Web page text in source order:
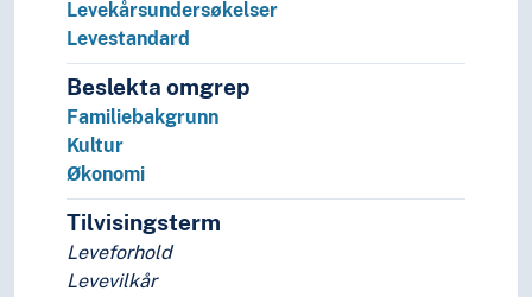
Levekårsundersøkelser
Levestandard
Beslekta omgrep
Familiebakgrunn
Kultur
Økonomi
Tilvisingsterm
Leveforhold
Levevilkår